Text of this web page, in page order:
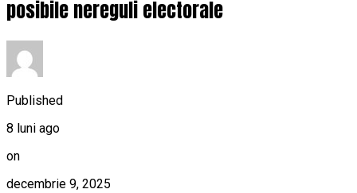
posibile nereguli electorale
Published
8 luni ago
on
decembrie 9, 2025